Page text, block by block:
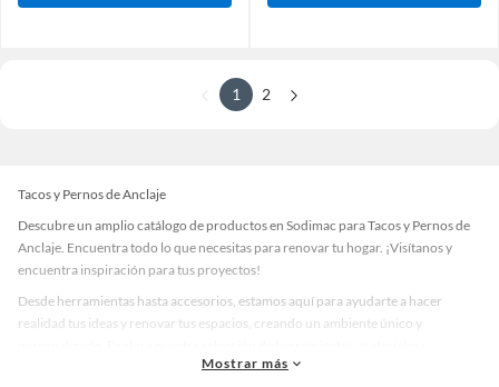
1 2
Tacos y Pernos de Anclaje
Descubre un amplio catálogo de productos en Sodimac para Tacos y Pernos de
Anclaje. Encuentra todo lo que necesitas para renovar tu hogar. ¡Visítanos y
encuentra inspiración para tus proyectos!
Desde herramientas hasta accesorios, estamos aquí para ayudarte a hacer
realidad tus ideas y renovar tus espacios, creando un ambiente único y
accesorios de calidad que te ayudarán a crear un espacio más tú.
Mostrar más